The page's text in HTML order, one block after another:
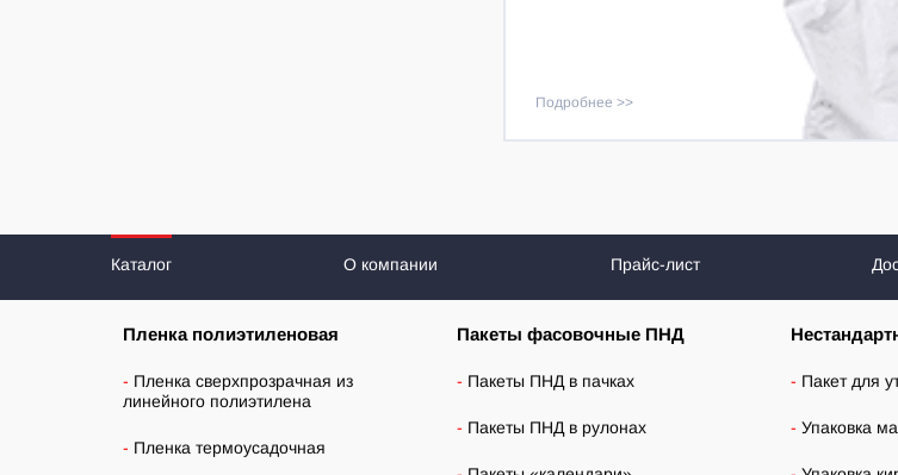
Подробнее
Каталог О компании Прайс-лист
Пленка полиэтиленовая
Пленка сверхпрозрачная из
линейного полиэтилена
Пленка термоусадочная
Пакеты фасовочные ПНД
Пакеты ПНД в пачках
Пакеты ПНД в рулонах
Пакет для
Упаковка